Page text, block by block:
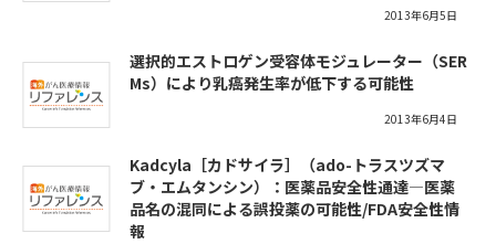
2013年6月5日
選択的エストロゲン受容体モジュレーター（SER
Ms）により乳癌発生率が低下する可能性
2013年6月4日
Kadcyla［カドサイラ］（ado-トラスツズマ
ブ・エムタンシン）：医薬品安全性通達—医薬
品名の混同による誤投薬の可能性/FDA安全性情
報